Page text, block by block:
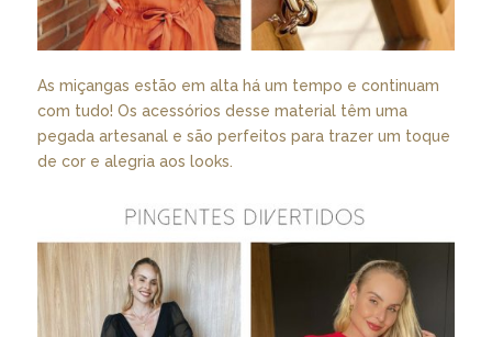
As miçangas estão em alta há um tempo e continuam
com tudo! Os acessórios desse material têm uma
pegada artesanal e são perfeitos para trazer um toque
de cor e alegria aos looks.